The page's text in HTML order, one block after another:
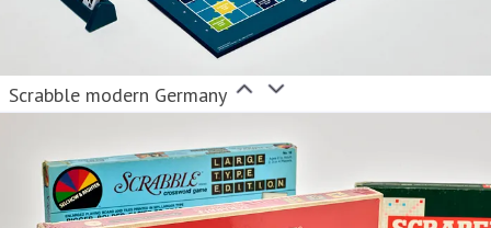
Scrabble modern Germany